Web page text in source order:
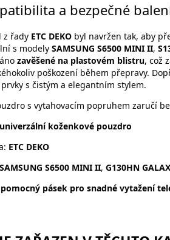
a bezpečné
z řady ETC DEKO byl navržen tak, aby
s modely SAMSUNG S6500 MINI II,
zavěšené na plastovém blistru, což
poškození během přepravy.
s čistým a elegantním stylem.
s vytahovacím popruhem zaručí
univerzální koženkové pouzdro
ETC DEKO
SAMSUNG S6500 MINI II, G130HN
pomocný pásek pro snadné vytažení